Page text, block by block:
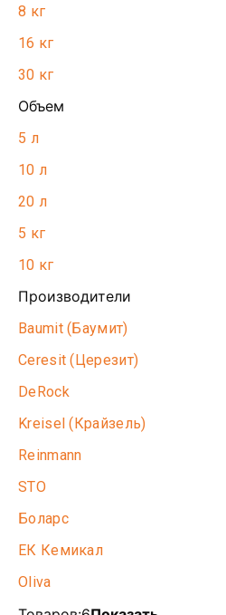
8 кг
16 кг
30 кг
Объем
5 л
10 л
20 л
5 кг
10 кг
Производители
Baumit (Баумит)
Ceresit (Церезит)
DeRock
Kreisel (Крайзель)
Reinmann
STO
Боларс
ЕК Кемикал
Oliva